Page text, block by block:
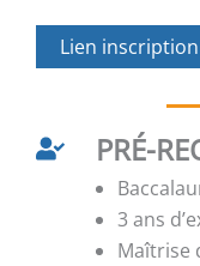
Lien inscription
PRÉ-
3 ans
Maîtrise